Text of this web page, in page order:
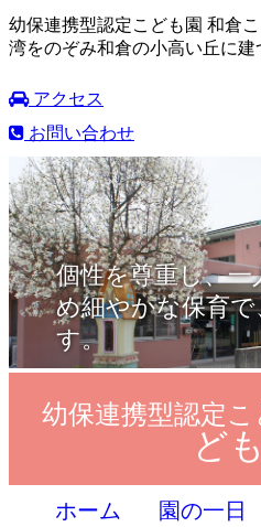
幼保連携型認定こども園 和倉
湾をのぞみ和倉の小高い丘に建
アクセス
お問い合わせ
個性を尊重し、
め細やかな保育
す。
幼保連携型認定こ
ど
ホーム 園の一日